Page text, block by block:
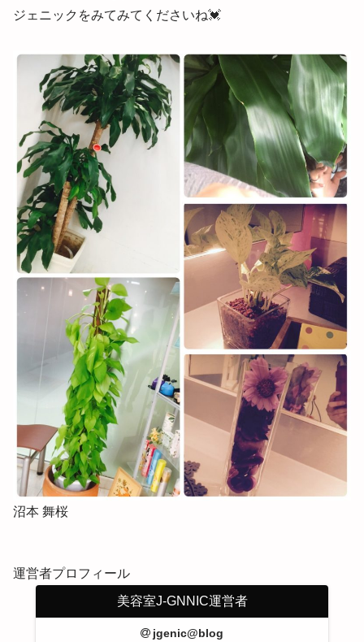
ジェニックをみてみてくださいね💓
沼本 舞桜
運営者プロフィール
美容室J-GNNIC運営者
jgenic@blog